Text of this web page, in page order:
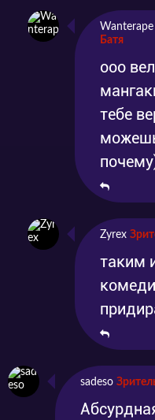
Wanterape
Батя
ооо
тебе
Zyrex
таким
sadeso